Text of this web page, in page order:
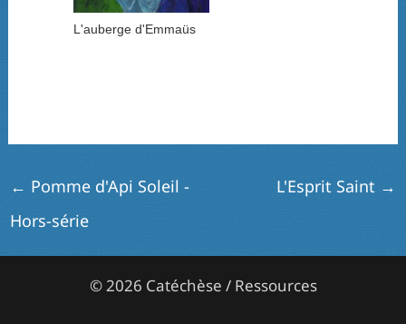
L'auberge d'Emmaüs
← Pomme d'Api Soleil -
Hors-série
L'Esprit Saint →
© 2026 Catéchèse / Ressources